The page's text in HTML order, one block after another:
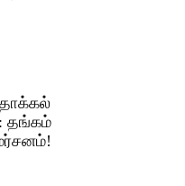
தங்கம்